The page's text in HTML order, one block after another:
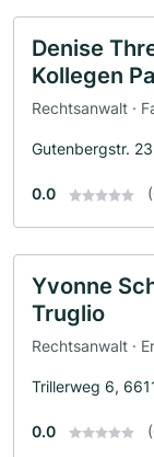
Denise
Kollegen
Rechtsanwalt ·
Gutenbergstr.
0.0
Yvonne
Truglio
Rechtsanwalt ·
Trillerweg 6,
0.0